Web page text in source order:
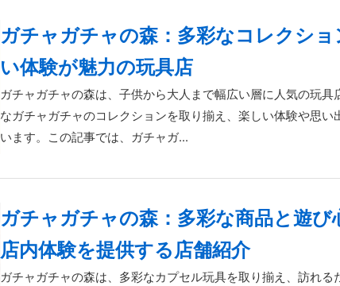
ガチャガチャの森：多彩なコレクショ
い体験が魅力の玩具店
ガチャガチャの森は、子供から大人まで幅広い層に人気の玩具
なガチャガチャのコレクションを取り揃え、楽しい体験や思い
います。この記事では、ガチャガ...
ガチャガチャの森：多彩な商品と遊び
店内体験を提供する店舗紹介
ガチャガチャの森は、多彩なカプセル玩具を取り揃え、訪れる